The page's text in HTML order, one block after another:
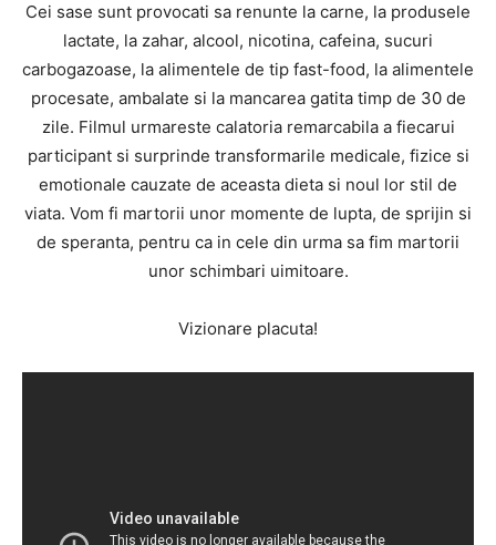
Cei sase sunt provocati sa renunte la carne, la produsele
lactate, la zahar, alcool, nicotina, cafeina, sucuri
carbogazoase, la alimentele de tip fast-food, la alimentele
procesate, ambalate si la mancarea gatita timp de 30 de
zile. Filmul urmareste calatoria remarcabila a fiecarui
participant si surprinde transformarile medicale, fizice si
emotionale cauzate de aceasta dieta si noul lor stil de
viata. Vom fi martorii unor momente de lupta, de sprijin si
de speranta, pentru ca in cele din urma sa fim martorii
unor schimbari uimitoare.
Vizionare placuta!